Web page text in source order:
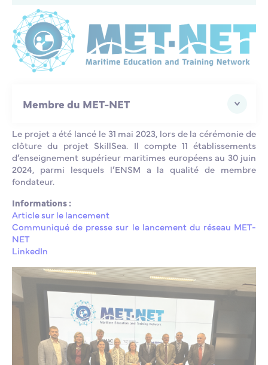
Membre du MET-NET
Universidad de Cadiz
Le projet a été lancé le 31 mai 2023, lors de la cérémonie de
clôture du projet SkillSea. Il compte 11 établissements
d’enseignement supérieur maritimes européens au 30 juin
2024, parmi lesquels l’ENSM a la qualité de membre
fondateur.
Informations :
Article sur le lancement
Communiqué de presse sur le lancement du réseau MET-
NET
LinkedIn